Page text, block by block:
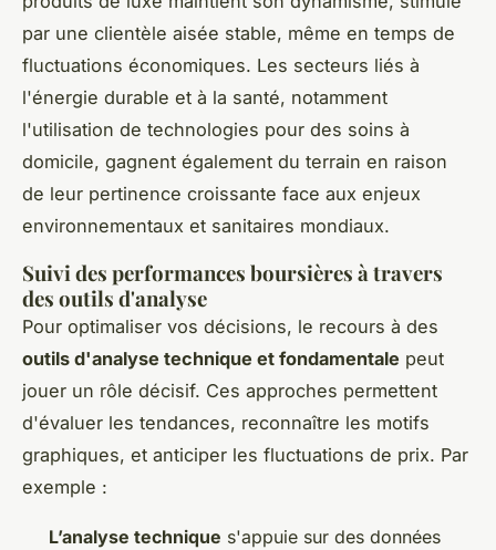
par une clientèle aisée stable, même en temps de
fluctuations économiques. Les secteurs liés à
l'énergie durable et à la santé, notamment
l'utilisation de technologies pour des soins à
domicile, gagnent également du terrain en raison
de leur pertinence croissante face aux enjeux
environnementaux et sanitaires mondiaux.
Suivi des performances boursières à travers
des outils d'analyse
Pour optimaliser vos décisions, le recours à des
outils d'analyse technique et fondamentale peut
jouer un rôle décisif. Ces approches permettent
d'évaluer les tendances, reconnaître les motifs
graphiques, et anticiper les fluctuations de prix. Par
exemple :
L’analyse technique s'appuie sur des données